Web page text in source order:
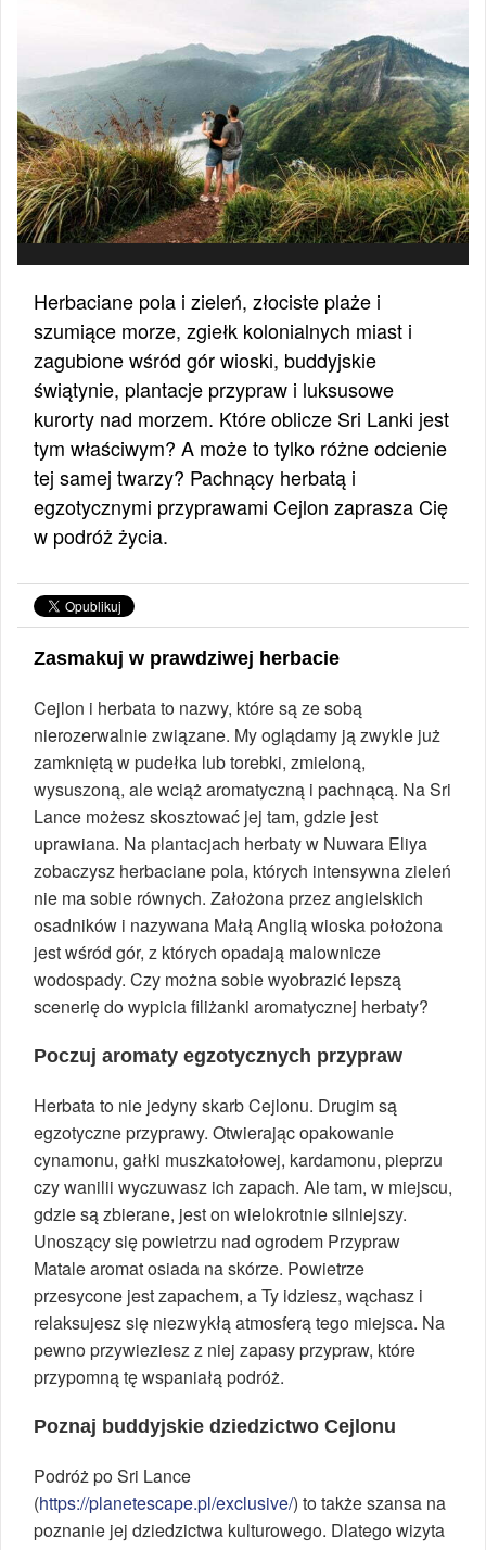
Herbaciane pola i zieleń, złociste plaże i
szumiące morze, zgiełk kolonialnych miast i
zagubione wśród gór wioski, buddyjskie
świątynie, plantacje przypraw i luksusowe
kurorty nad morzem. Które oblicze Sri Lanki jest
tym właściwym? A może to tylko różne odcienie
tej samej twarzy? Pachnący herbatą i
egzotycznymi przyprawami Cejlon zaprasza Cię
w podróż życia.
Zasmakuj w prawdziwej herbacie
Cejlon i herbata to nazwy, które są ze sobą
nierozerwalnie związane. My oglądamy ją zwykle już
zamkniętą w pudełka lub torebki, zmieloną,
wysuszoną, ale wciąż aromatyczną i pachnącą. Na Sri
Lance możesz skosztować jej tam, gdzie jest
uprawiana. Na plantacjach herbaty w Nuwara Eliya
zobaczysz herbaciane pola, których intensywna zieleń
nie ma sobie równych. Założona przez angielskich
osadników i nazywana Małą Anglią wioska położona
jest wśród gór, z których opadają malownicze
wodospady. Czy można sobie wyobrazić lepszą
scenerię do wypicia filiżanki aromatycznej herbaty?
Poczuj aromaty egzotycznych przypraw
Herbata to nie jedyny skarb Cejlonu. Drugim są
egzotyczne przyprawy. Otwierając opakowanie
cynamonu, gałki muszkatołowej, kardamonu, pieprzu
czy wanilii wyczuwasz ich zapach. Ale tam, w miejscu,
gdzie są zbierane, jest on wielokrotnie silniejszy.
Unoszący się powietrzu nad ogrodem Przypraw
Matale aromat osiada na skórze. Powietrze
przesycone jest zapachem, a Ty idziesz, wąchasz i
relaksujesz się niezwykłą atmosferą tego miejsca. Na
pewno przywieziesz z niej zapasy przypraw, które
przypomną tę wspaniałą podróż.
Poznaj buddyjskie dziedzictwo Cejlonu
Podróż po Sri Lance
(https://planetescape.pl/exclusive/) to także szansa na
poznanie jej dziedzictwa kulturowego. Dlatego wizyta